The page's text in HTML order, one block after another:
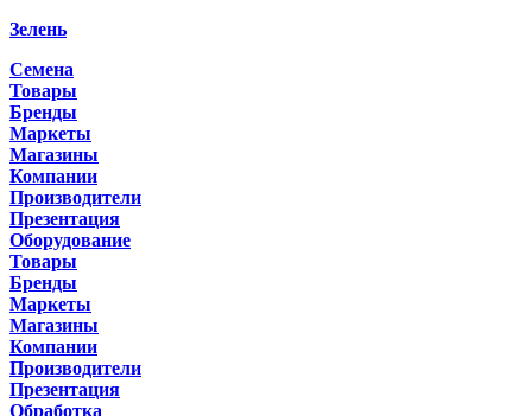
Зелень
Семена
Товары
Бренды
Маркеты
Магазины
Компании
Производители
Презентация
Оборудование
Товары
Бренды
Маркеты
Магазины
Компании
Производители
Презентация
Обработка